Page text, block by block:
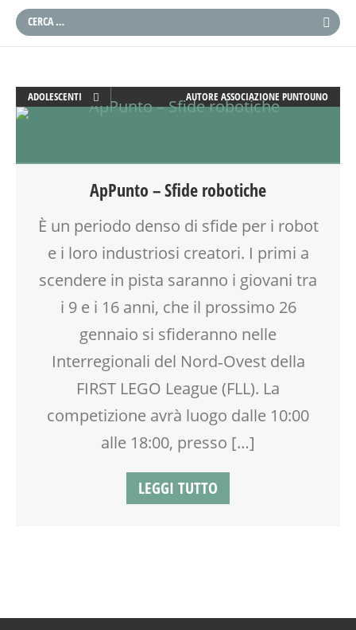
ADOLESCENTI
ATTIVITÀ
LABORATORIO
ROBOTICA
SCIENZA
SOCIALIZZAZIONE
TECNOLOGIA
TEMPO LIBERO
AUTORE ASSOCIAZIONE PUNTOUNO
ApPunto – Sfide robotiche
È un periodo denso di sfide per i robot
e i loro industriosi creatori. I primi a
scendere in pista saranno i giovani tra
i 9 e i 16 anni, che il prossimo 26
gennaio si sfideranno nelle
Interregionali del Nord‐Ovest della
FIRST LEGO League (FLL). La
competizione avrà luogo dalle 10:00
alle 18:00, presso […]
LEGGI TUTTO